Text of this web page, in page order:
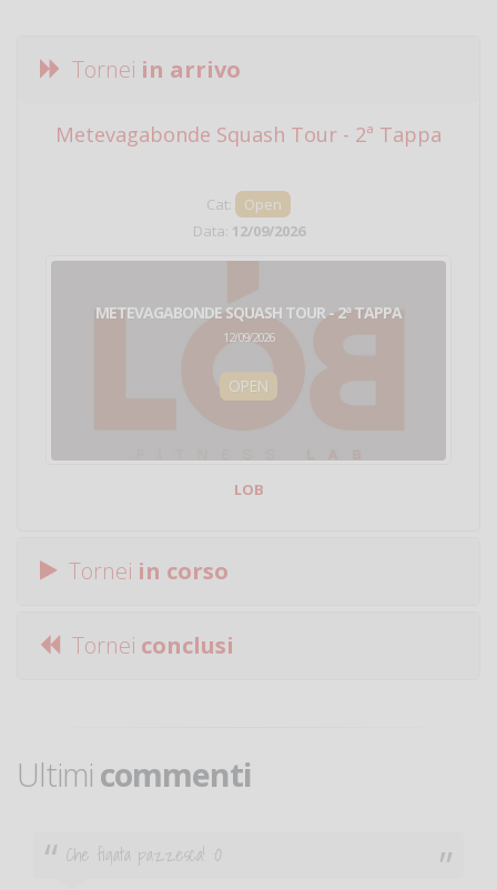
Tornei in arrivo
Metevagabonde Squash Tour - 2ª Tappa
Cat:
Open
Data: 12/09/2026
METEVAGABONDE SQUASH TOUR - 2ª TAPPA
12/09/2026
OPEN
LOB
Tornei in corso
Tornei conclusi
Ultimi commenti
Ciao. Sono a Treviglio da poco e vorrei tornare a
giocare. Se sei in zona e puoi giocare fammi sapere.